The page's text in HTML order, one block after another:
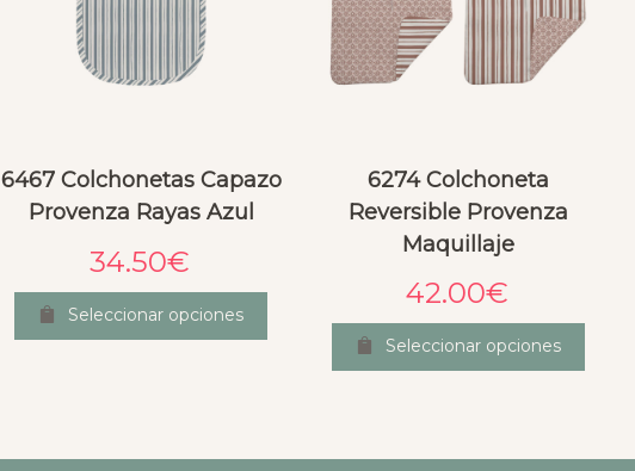
6467 Colchonetas Capazo
Provenza Rayas Azul
34.50€
Seleccionar opciones
6274 Colchoneta
Reversible Provenza
Maquillaje
42.00€
Seleccionar opciones